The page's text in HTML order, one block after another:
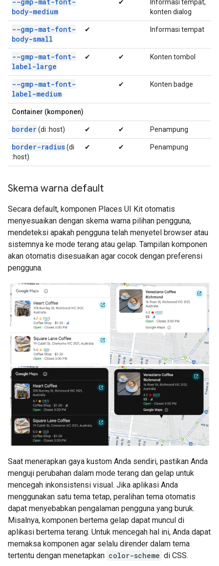
body-medium
✔
Informasi tempat,
konten dialog
--gmp-mat-font-
body-small
✔ Informasi tempat
--gmp-mat-font-
label-large
✔ ✔ Konten tombol
--gmp-mat-font-
label-medium
✔ Konten badge
Container (komponen)
border(di :host) ✔ ✔ Penampung
border-radius(di
:host)
✔ ✔ Penampung
Skema warna default
Secara default, komponen Places UI Kit otomatis
menyesuaikan dengan skema warna pilihan pengguna,
mendeteksi apakah pengguna telah menyetel browser atau
sistemnya ke mode terang atau gelap. Tampilan komponen
akan otomatis disesuaikan agar cocok dengan preferensi
pengguna.
Saat menerapkan gaya kustom Anda sendiri, pastikan Anda
menguji perubahan dalam mode terang dan gelap untuk
mencegah inkonsistensi visual. Jika aplikasi Anda
menggunakan satu tema tetap, peralihan tema otomatis
dapat menyebabkan pengalaman pengguna yang buruk.
Misalnya, komponen bertema gelap dapat muncul di
aplikasi bertema terang. Untuk mencegah hal ini, Anda dapat
memaksa komponen agar selalu dirender dalam tema
tertentu dengan menetapkan color-scheme di CSS.